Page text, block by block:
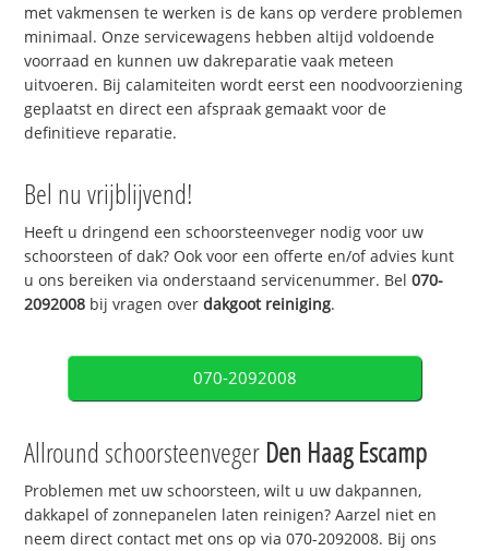
met vakmensen te werken is de kans op verdere problemen
minimaal. Onze servicewagens hebben altijd voldoende
voorraad en kunnen uw dakreparatie vaak meteen
uitvoeren. Bij calamiteiten wordt eerst een noodvoorziening
geplaatst en direct een afspraak gemaakt voor de
definitieve reparatie.
Bel nu vrijblijvend!
Heeft u dringend een schoorsteenveger nodig voor uw
schoorsteen of dak? Ook voor een offerte en/of advies kunt
u ons bereiken via onderstaand servicenummer. Bel070-
2092008 bij vragen overdakgoot reiniging.
070-2092008
Allround schoorsteenveger Den Haag Escamp
Problemen met uw schoorsteen, wilt u uw dakpannen,
dakkapel of zonnepanelen laten reinigen? Aarzel niet en
neem direct contact met ons op via 070-2092008. Bij ons